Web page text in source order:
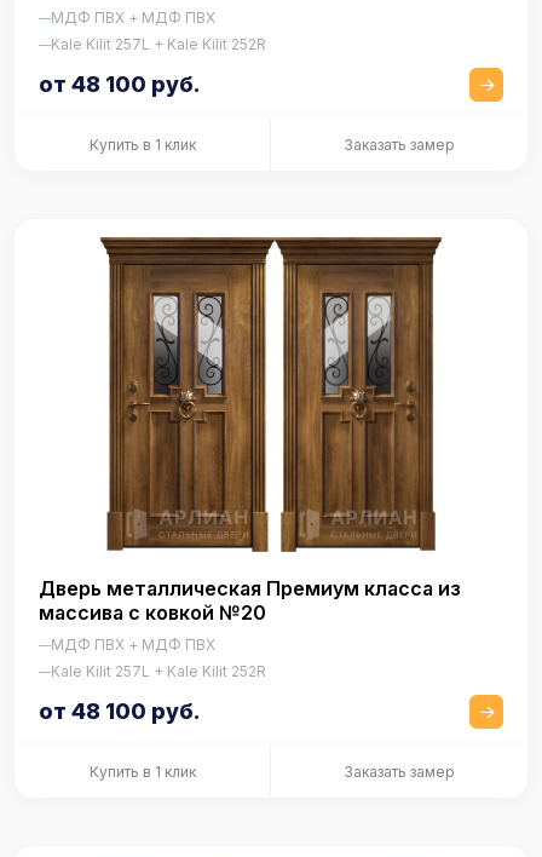
МДФ ПВХ + МДФ ПВХ
Kale Kilit 257L + Kale Kilit 252R
от 48 100 руб.
Купить в 1 клик Заказать замер
Дверь металлическая Премиум класса из
массива с ковкой №20
МДФ ПВХ + МДФ ПВХ
Kale Kilit 257L + Kale Kilit 252R
от 48 100 руб.
Купить в 1 клик Заказать замер